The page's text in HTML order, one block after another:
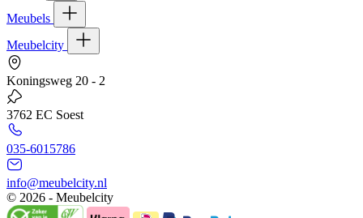
Meubels
Meubelcity
Koningsweg 20 - 2
3762 EC Soest
035-6015786
info@meubelcity.nl
© 2026 - Meubelcity